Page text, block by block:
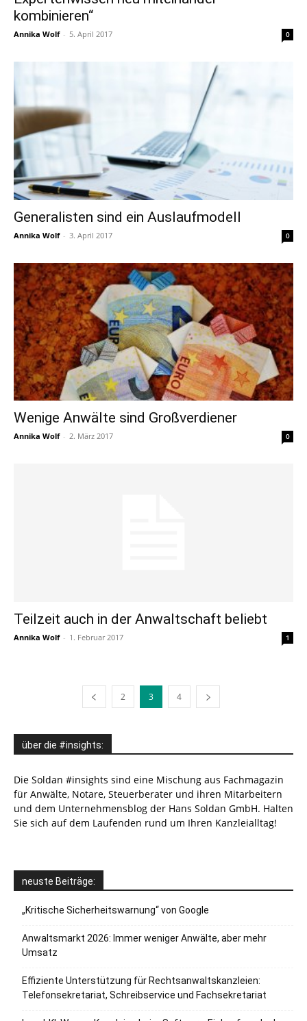
kombinieren“
Annika Wolf - 5. April 2017 0
Generalisten sind ein Auslaufmodell
Annika Wolf - 3. April 2017 0
Wenige Anwälte sind Großverdiener
Annika Wolf - 2. März 2017 0
Teilzeit auch in der Anwaltschaft beliebt
Annika Wolf - 1. Februar 2017 1
2 3 4
über die #insights:
Die Soldan #insights sind eine Mischung aus Fachmagazin
für Anwälte, Notare, Steuerberater und ihren Mitarbeitern
und dem Unternehmensblog der Hans Soldan GmbH. Halten
Sie sich auf dem Laufenden rund um Ihren Kanzleialltag!
neuste Beiträge:
„Kritische Sicherheitswarnung“ von Google
Anwaltsmarkt 2026: Immer weniger Anwälte, aber mehr
Umsatz
Effiziente Unterstützung für Rechtsanwaltskanzleien:
Telefonsekretariat, Schreibservice und Fachsekretariat